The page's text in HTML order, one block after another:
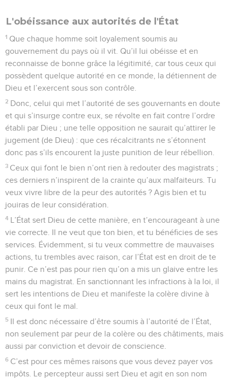
L'obéissance aux autorités de l'État
1 Que chaque homme soit loyalement soumis au
gouvernement du pays où il vit. Qu’il lui obéisse et en
reconnaisse de bonne grâce la légitimité, car tous ceux qui
possèdent quelque autorité en ce monde, la détiennent de
Dieu et l’exercent sous son contrôle.
2 Donc, celui qui met l’autorité de ses gouvernants en doute
et qui s’insurge contre eux, se révolte en fait contre l’ordre
établi par Dieu ; une telle opposition ne saurait qu’attirer le
jugement (de Dieu) : que ces récalcitrants ne s’étonnent
donc pas s’ils encourent la juste punition de leur rébellion.
3 Ceux qui font le bien n’ont rien à redouter des magistrats ;
ces derniers n’inspirent de la crainte qu’aux malfaiteurs. Tu
veux vivre libre de la peur des autorités ? Agis bien et tu
jouiras de leur considération.
4 L’État sert Dieu de cette manière, en t’encourageant à une
vie correcte. Il ne veut que ton bien, et tu bénéficies de ses
services. Évidemment, si tu veux commettre de mauvaises
actions, tu trembles avec raison, car l’État est en droit de te
punir. Ce n’est pas pour rien qu’on a mis un glaive entre les
mains du magistrat. En sanctionnant les infractions à la loi, il
sert les intentions de Dieu et manifeste la colère divine à
ceux qui font le mal.
5 Il est donc nécessaire d’être soumis à l’autorité de l’État,
non seulement par peur de la colère ou des châtiments, mais
aussi par conviction et devoir de conscience.
6 C’est pour ces mêmes raisons que vous devez payer vos
impôts. Le percepteur aussi sert Dieu et agit en son nom